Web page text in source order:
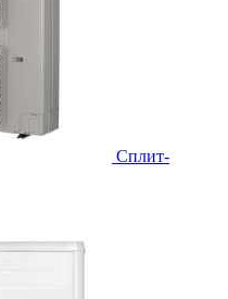
Cплит-